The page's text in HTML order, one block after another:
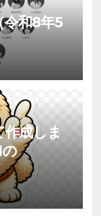
和8年5
成しま